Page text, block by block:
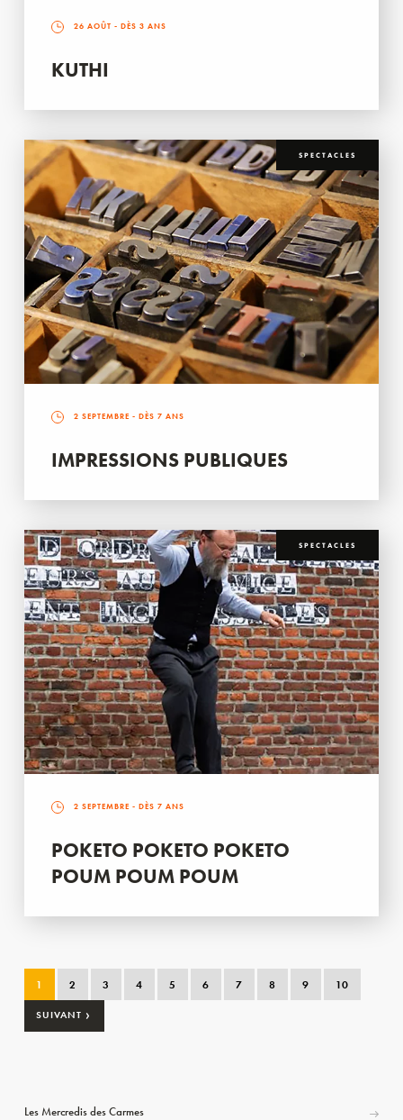
26 AOÛT - DÈS 3 ANS
KUTHI
SPECTACLES
2 SEPTEMBRE - DÈS 7 ANS
IMPRESSIONS PUBLIQUES
SPECTACLES
2 SEPTEMBRE - DÈS 7 ANS
POKETO POKETO POKETO
POUM POUM POUM
1 2 3 4 5 6 7 8 9 10
SUIVANT ›
Les Mercredis des Carmes